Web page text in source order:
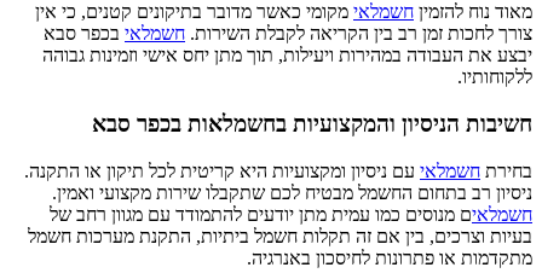
מאוד נוח להזמין חשמלאי מקומי כאשר מדובר בתיקונים קטנים, כי אין
צורך לחכות זמן רב בין הקריאה לקבלת השירות. חשמלאי בכפר סבא
יבצע את העבודה במהירות ויעילות, תוך מתן יחס אישי וזמינות גבוהה
ללקוחותיו.
חשיבות הניסיון והמקצועיות בחשמלאות בכפר סבא
בחירת חשמלאי עם ניסיון ומקצועיות היא קריטית לכל תיקון או התקנה.
ניסיון רב בתחום החשמל מבטיח לכם שתקבלו שירות מקצועי ואמין.
חשמלאים מנוסים כמו עמית מתן יודעים להתמודד עם מגוון רחב של
בעיות וצרכים, בין אם זה תקלות חשמל ביתיות, התקנת מערכות חשמל
מתקדמות או פתרונות לחיסכון באנרגיה.